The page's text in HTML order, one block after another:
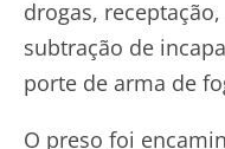
drogas,
subtração de
porte de arma de
O preso foi